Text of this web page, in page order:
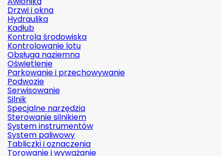
Drzwi i okna
Hydraulika
Kadłub
Kontrola środowiska
Kontrolowanie lotu
Obsługa naziemna
Oświetlenie
Parkowanie i przechowywanie
Podwozie
Serwisowanie
Silnik
Specjalne narzędzia
Sterowanie silnikiem
System instrumentów
System paliwowy
Tabliczki i oznaczenia
Torowanie i wyważanie